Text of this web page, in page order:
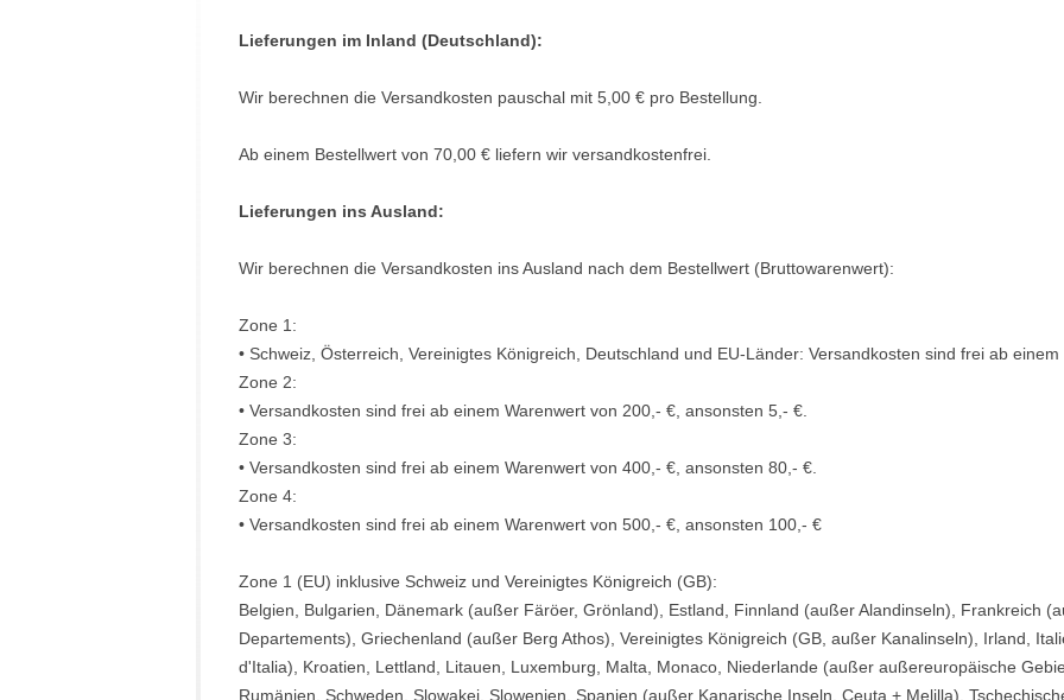
Lieferungen im Inland (Deutschland):
Wir berechnen die Versandkosten pauschal mit 5,00 € pro Bestellung.
Ab einem Bestellwert von 70,00 € liefern wir versandkostenfrei.
Lieferungen ins Ausland:
Wir berechnen die Versandkosten ins Ausland nach dem Bestellwert (Bruttowarenwert):
Zone 1:
• Schweiz, Österreich, Vereinigtes Königreich, Deutschland und EU-Länder: Versandkosten sind frei ab
Zone 2:
• Versandkosten sind frei ab einem Warenwert von 200,- €, ansonsten 5,- €.
Zone 3:
• Versandkosten sind frei ab einem Warenwert von 400,- €, ansonsten 80,- €.
Zone 4:
• Versandkosten sind frei ab einem Warenwert von 500,- €, ansonsten 100,- €
Zone 1 (EU) inklusive Schweiz und Vereinigtes Königreich (GB):
Belgien, Bulgarien, Dänemark (außer Färöer, Grönland), Estland, Finnland (außer Alandinseln), Frankreich
Departements), Griechenland (außer Berg Athos), Vereinigtes Königreich (GB, außer Kanalinseln), Irland,
d'Italia), Kroatien, Lettland, Litauen, Luxemburg, Malta, Monaco, Niederlande (außer außereuropäische
Rumänien, Schweden, Slowakei, Slowenien, Spanien (außer Kanarische Inseln, Ceuta + Melilla),